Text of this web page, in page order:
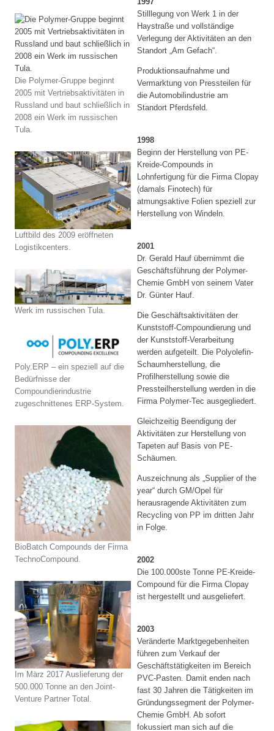
Die Polymer-Gruppe beginnt
2005 mit Vertriebsaktivitäten in
Russland und baut schließlich in
2008 ein Werk im russischen
Tula.
Luftbild des 2009 eröffneten
Logistikcenters.
Werk im russischen Tula.
Poly.ERP – ein speziell auf die
Bedürfnisse der
Compoundierindustrie
zugeschnittenes ERP-System.
BioBatch Compounds der Firma
TechnoCompound.
Im März 2017 Auslieferung der
500.000 Tonne an den Joint-
Venture Partner Total.
Stilllegung von Werk 1 in der
Haystraße und vollständige
Verlegung der Aktivitäten an den
Standort „Am Gefach“.
Produktionsaufnahme und
Vermarktung von Pressteilen für
die Automobilindustrie am
Standort Pferdsfeld.
1998
Beginn der Herstellung von PE-
Kreide-Compounds in
Lohnfertigung für die Firma Clopay
(damals Finotech) für
atmungsaktive Folien speziell zur
Herstellung von Windeln.
2001
Dr. Gerald Hauf übernimmt die
Geschäftsführung der Polymer-
Chemie GmbH von seinem Vater
Dr. Günter Hauf.
Die Geschäftsaktivitäten der
Kunststoff-Compoundierung und
der Kunststoff-Verarbeitung
werden aufgeteilt. Die Polyolefin-
Schaumherstellung, die
Profilherstellung sowie die
Pressteilherstellung werden in die
Firma Polymer-Tec ausgegliedert.
Gleichzeitig Beendigung der
Aktivitäten zur Herstellung von
Tapeten auf Basis von PE-
Schäumen.
Auszeichnung als „Supplier of the
year“ durch GM/Opel für
herausragende Aktivitäten zum
Recycling von PP im dritten Jahr
in Folge.
2002
Die 100.000ste Tonne PE-Kreide-
Compound für die Firma Clopay
ist hergestellt und ausgeliefert.
2003
Veränderte Marktgegebenheiten
führen zum Verkauf der
Geschäftstätigkeiten im Bereich
PVC-Pasten. Damit enden nach
fast 30 Jahren die Tätigkeiten im
Gründungssegment der Polymer-
Chemie GmbH. Ab sofort
fokussiert man sich auf die